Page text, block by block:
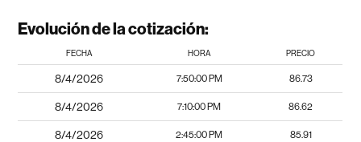
Evolución de la cotización:
FECHA HORA PRECIO
8/4/2026 7:50:00 PM 86.73
8/4/2026 7:10:00 PM 86.62
8/4/2026 2:45:00 PM 85.91